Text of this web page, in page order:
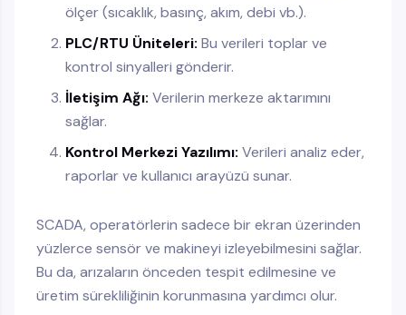
ölçer (sıcaklık, basınç, akım, debi vb.).
PLC/RTU Üniteleri: Bu verileri toplar ve
kontrol sinyalleri gönderir.
İletişim Ağı: Verilerin merkeze aktarımını
sağlar.
Kontrol Merkezi Yazılımı: Verileri analiz eder,
raporlar ve kullanıcı arayüzü sunar.
SCADA, operatörlerin sadece bir ekran üzerinden
yüzlerce sensör ve makineyi izleyebilmesini sağlar.
Bu da, arızaların önceden tespit edilmesine ve
üretim sürekliliğinin korunmasına yardımcı olur.